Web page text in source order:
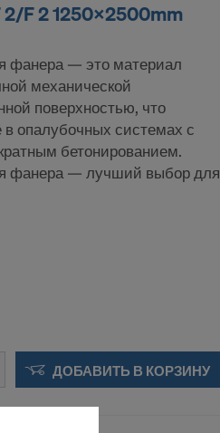
F 2 1250x2500mm
фанера — это материал
механической
поверхностью, что
в опалубочных системах с
бетонированием.
фанера — лучший выбор для
ДОБАВИТЬ В КОРЗИНУ